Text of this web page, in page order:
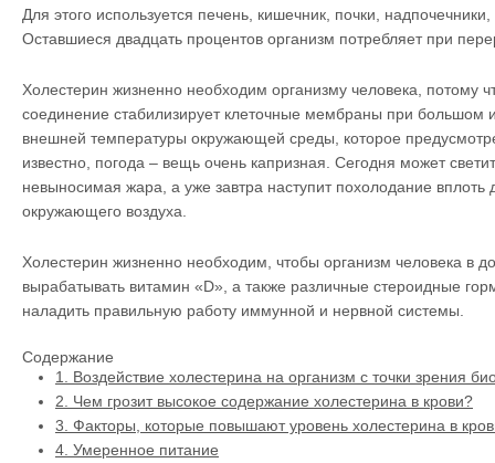
Для этого используется печень, кишечник, почки,
Оставшиеся двадцать процентов организм потребляет при
Холестерин жизненно необходим организму человека, потому
соединение стабилизирует клеточные мембраны при большом
внешней температуры окружающей среды, которое
известно, погода – вещь очень капризная. Сегодня может
невыносимая жара, а уже завтра наступит похолодание
окружающего воздуха.
Холестерин жизненно необходим, чтобы организм человека в
вырабатывать витамин «D», а также различные стероидные
наладить правильную работу иммунной и нервной системы.
Содержание
1.
Воздействие холестерина на организм с точки зрения
2.
Чем грозит высокое содержание холестерина в крови?
3. Факторы, которые повышают уровень холестерина в
4. Умеренное питание